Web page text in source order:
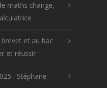
maths change,
et au bac
et réussir
: Stéphane